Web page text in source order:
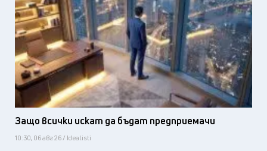
Защо всички искат да бъдат предприемачи
10:30, 06 авг 26 / Idealisti